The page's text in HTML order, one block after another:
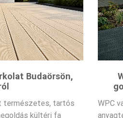
Budaörsön,
természetes, tartós
kültéri fa
WPC